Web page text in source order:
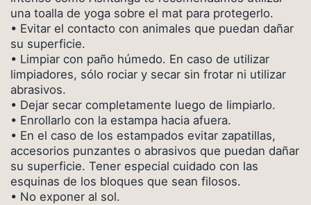
una toalla de yoga sobre el mat para protegerlo.
• Evitar el contacto con animales que puedan dañar
su superficie.
• Limpiar con paño húmedo. En caso de utilizar
limpiadores, sólo rociar y secar sin frotar ni utilizar
abrasivos.
• Dejar secar completamente luego de limpiarlo.
• Enrollarlo con la estampa hacia afuera.
• En el caso de los estampados evitar zapatillas,
accesorios punzantes o abrasivos que puedan dañar
su superficie. Tener especial cuidado con las
esquinas de los bloques que sean filosos.
• No exponer al sol.